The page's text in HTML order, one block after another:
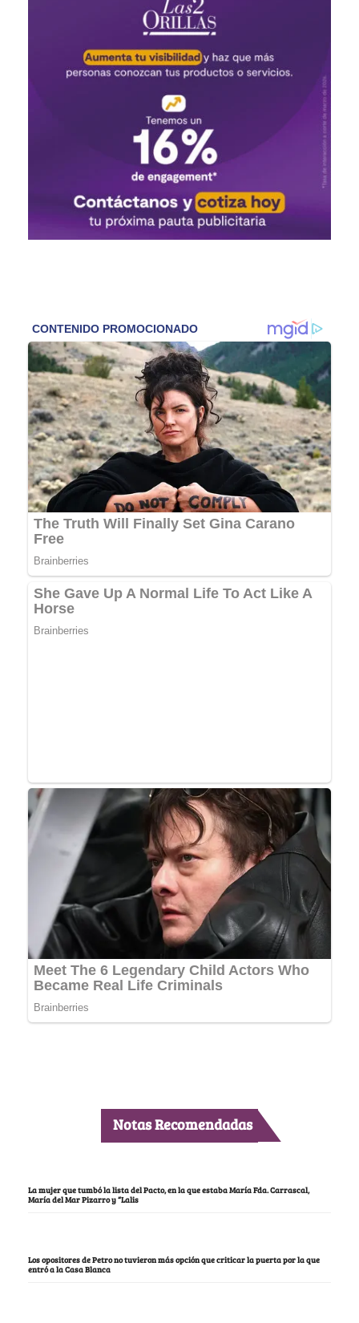
Notas Recomendadas
La mujer que tumbó la lista del Pacto, en la que estaba María Fda. Carrascal,
María del Mar Pizarro y “Lalis
Los opositores de Petro no tuvieron más opción que criticar la puerta por la que
entró a la Casa Blanca